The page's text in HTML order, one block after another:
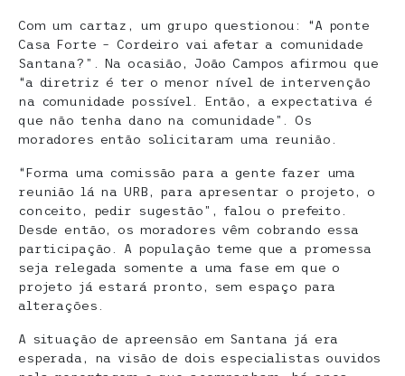
Com um cartaz, um grupo questionou: “A ponte
Casa Forte – Cordeiro vai afetar a comunidade
Santana?”. Na ocasião, João Campos afirmou que
“a diretriz é ter o menor nível de intervenção
na comunidade possível. Então, a expectativa é
que não tenha dano na comunidade”. Os
moradores então solicitaram uma reunião.
“Forma uma comissão para a gente fazer uma
reunião lá na URB, para apresentar o projeto, o
conceito, pedir sugestão”, falou o prefeito.
Desde então, os moradores vêm cobrando essa
participação. A população teme que a promessa
seja relegada somente a uma fase em que o
projeto já estará pronto, sem espaço para
alterações.
A situação de apreensão em Santana já era
esperada, na visão de dois especialistas ouvidos